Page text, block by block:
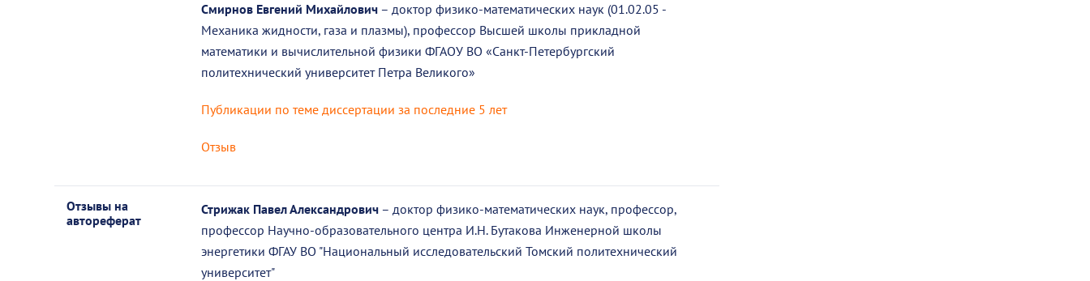
Смирнов Евгений Михайлович – доктор физико-математических наук (01.02.05 -
Механика жидности, газа и плазмы), профессор Высшей школы прикладной
математики и вычислительной физики ФГАОУ ВО «Санкт-Петербургский
политехнический университет Петра Великого»
Публикации по теме диссертации за последние 5 лет
Отзыв
Отзывы на
автореферат
Стрижак Павел Александрович – доктор физико-математических наук, профессор,
профессор Научно-образовательного центра И.Н. Бутакова Инженерной школы
энергетики ФГАУ ВО "Национальный исследовательский Томский политехнический
университет"